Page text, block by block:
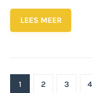
LEES MEER
paginering
PAGE
1 PAGE
2 PAGE
3 4
>